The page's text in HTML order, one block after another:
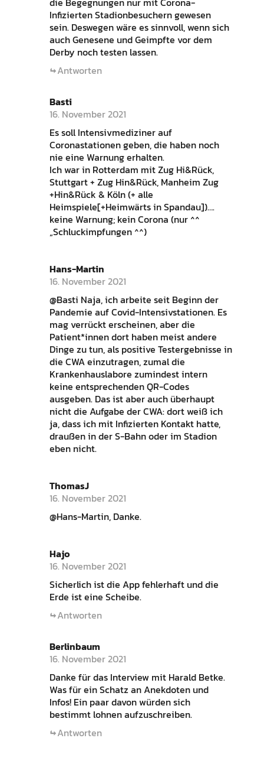
Infizierten Stadionbesuchern gewesen
sein. Deswegen wäre es sinnvoll, wenn sich
auch Genesene und Geimpfte vor dem
Derby noch testen lassen.
Antworten
Basti
16. November 2021
Es soll Intensivmediziner auf
Coronastationen geben, die haben noch
nie eine Warnung erhalten.
Ich war in Rotterdam mit Zug Hi&Rück,
Stuttgart + Zug Hin&Rück, Manheim Zug
+Hin&Rück & Köln (+ alle
Heimspiele[+Heimwärts in Spandau])….
keine Warnung; kein Corona (nur ^^
„Schluckimpfungen ^^)
Hans-Martin
16. November 2021
@Basti Naja, ich arbeite seit Beginn der
Pandemie auf Covid-Intensivstationen. Es
mag verrückt erscheinen, aber die
Patient*innen dort haben meist andere
Dinge zu tun, als positive Testergebnisse in
die CWA einzutragen, zumal die
Krankenhauslabore zumindest intern
keine entsprechenden QR-Codes
ausgeben. Das ist aber auch überhaupt
nicht die Aufgabe der CWA: dort weiß ich
ja, dass ich mit Infizierten Kontakt hatte,
draußen in der S-Bahn oder im Stadion
eben nicht.
ThomasJ
16. November 2021
@Hans-Martin, Danke.
Hajo
16. November 2021
Sicherlich ist die App fehlerhaft und die
Erde ist eine Scheibe.
Antworten
Berlinbaum
16. November 2021
Danke für das Interview mit Harald Betke.
Was für ein Schatz an Anekdoten und
Infos! Ein paar davon würden sich
bestimmt lohnen aufzuschreiben.
Antworten